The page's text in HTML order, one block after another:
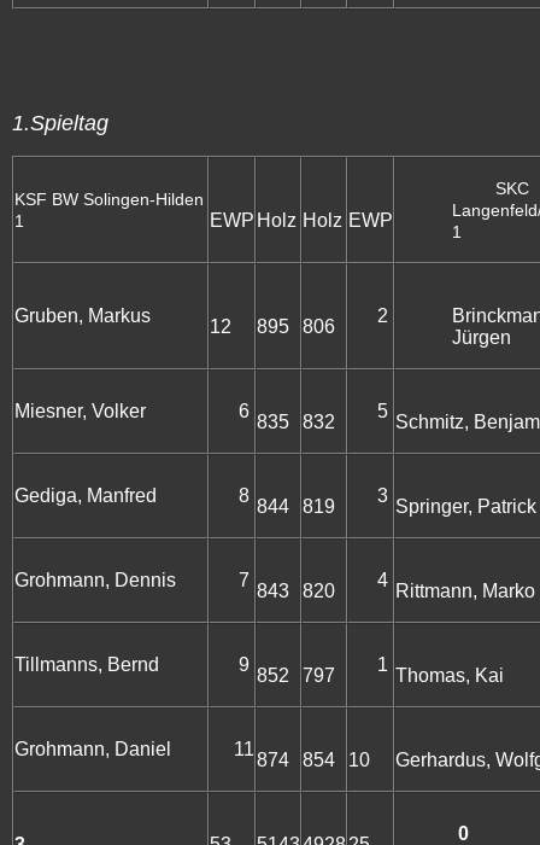
1.Spieltag
KSF BW Solingen-Hilden
1
EWP Holz Holz EWP
SKC
1
Gruben, Markus
12 895 806
2
Jürgen
Miesner, Volker 6
835 832
5
Schmitz,
Gediga, Manfred 8
844 819
3
Springer, Patrick
Grohmann, Dennis 7
843 820
4
Rittmann, Marko
Tillmanns, Bernd 9
852 797
1
Thomas, Kai
Grohmann, Daniel 11
874 854 10 Gerhardus,
0